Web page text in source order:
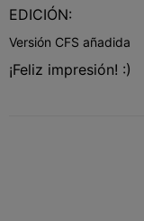
EDICIÓN:
Versión CFS añadida
¡Feliz impresión! :)